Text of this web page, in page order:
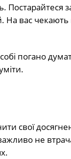
Постарайтеся
На вас
погано
свої
не